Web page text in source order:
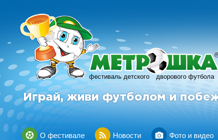
фестиваль детского дворового футбола
R
Играй, живи футболом и
О фестивале Новости Фото и видео